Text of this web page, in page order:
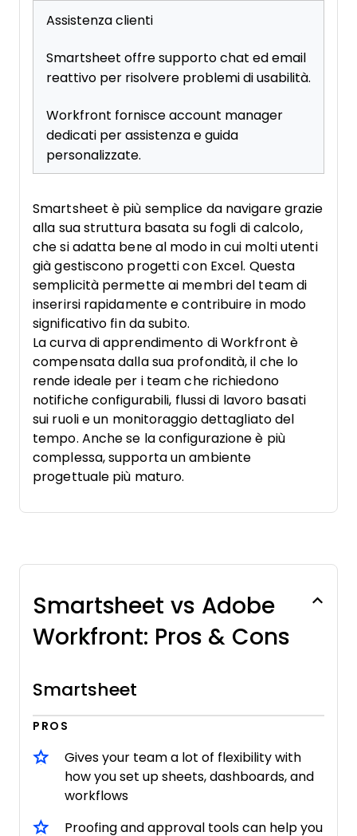
Assistenza clienti
Smartsheet offre supporto chat ed email
reattivo per risolvere problemi di usabilità.
Workfront fornisce account manager
dedicati per assistenza e guida
personalizzate.
Smartsheet è più semplice da navigare grazie
alla sua struttura basata su fogli di calcolo,
che si adatta bene al modo in cui molti utenti
già gestiscono progetti con Excel. Questa
semplicità permette ai membri del team di
inserirsi rapidamente e contribuire in modo
significativo fin da subito.
La curva di apprendimento di Workfront è
compensata dalla sua profondità, il che lo
rende ideale per i team che richiedono
notifiche configurabili, flussi di lavoro basati
sui ruoli e un monitoraggio dettagliato del
tempo. Anche se la configurazione è più
complessa, supporta un ambiente
progettuale più maturo.
Smartsheet vs Adobe
Workfront: Pros & Cons
Smartsheet
PROS
Gives your team a lot of flexibility with
how you set up sheets, dashboards, and
workflows
Proofing and approval tools can help you